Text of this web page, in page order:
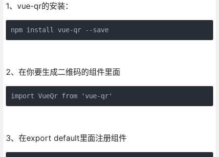
1、vue-qr的安装：
npm install vue-qr --save
2、在你要生成二维码的组件里面
import VueQr from 'vue-qr'
3、在export default里面注册组件